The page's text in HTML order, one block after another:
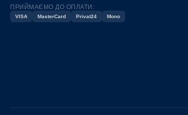
ПРИЙМАЄМО ДО ОПЛАТИ:
VISA MasterCard Privat24 Mono